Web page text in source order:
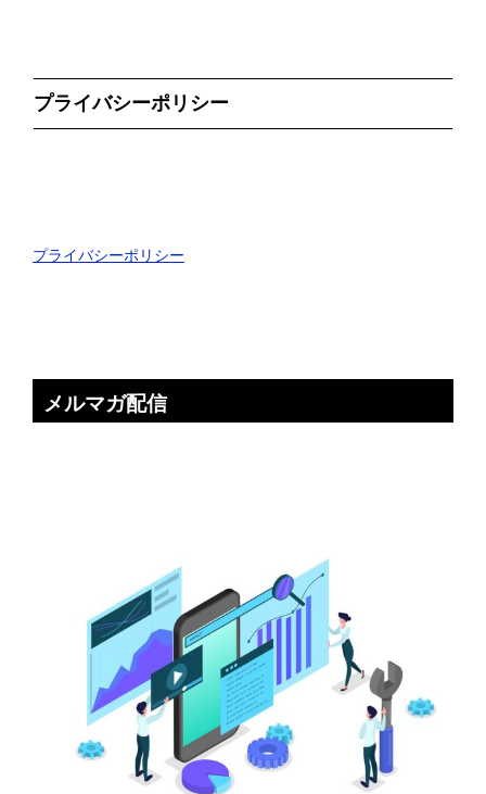
プライバシーポリシー
プライバシーポリシー
メルマガ配信